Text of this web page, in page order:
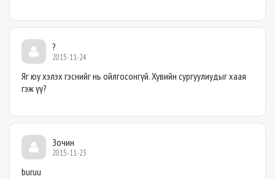
?
2015-11-24
Яг юу хэлэх гэснийг нь ойлгосонгүй. Хувийн сургуулиудыг хаая
гэж үү?
Зочин
2015-11-23
buruu